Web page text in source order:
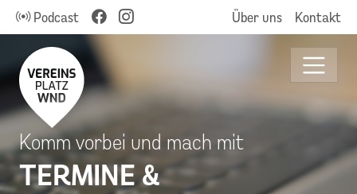
Podcast Über uns Kontakt
TERMINE &
Komm vorbei und mach mit